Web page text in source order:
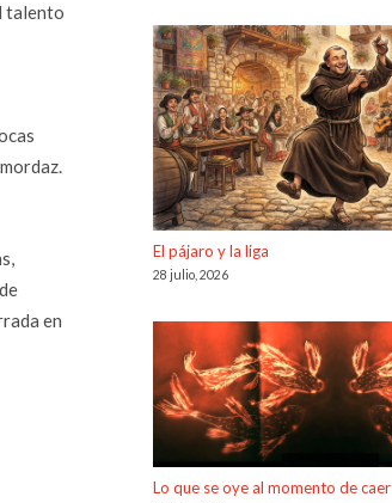
talento
en
El pájaro y la liga
28 julio, 2026
Lo que se oye al momento de caer